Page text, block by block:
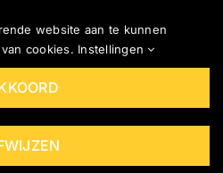
Content en Video •
website aan te kunnen
cookies. Instellingen